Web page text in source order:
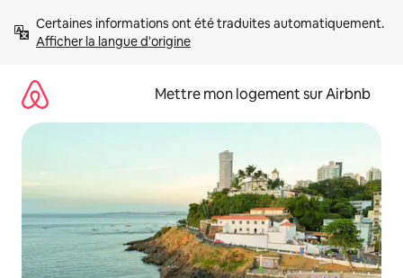
directement
Afficher la langue d'origine
Mettre mon logement sur Airbnb